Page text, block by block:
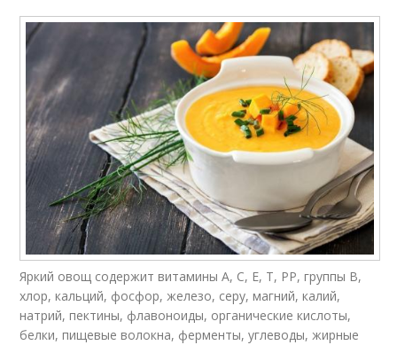
Яркий овощ содержит витамины А, С, Е, Т, РР, группы В,
хлор, кальций, фосфор, железо, серу, магний, калий,
натрий, пектины, флавоноиды, органические кислоты,
белки, пищевые волокна, ферменты, углеводы, жирные